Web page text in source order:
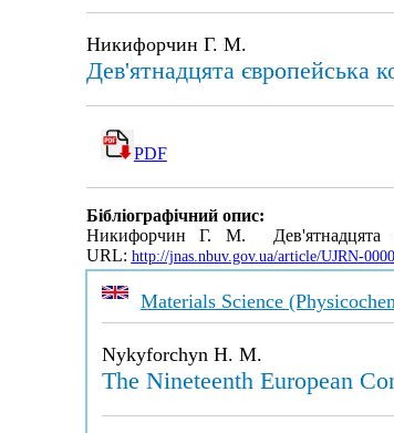
Никифорчин Г. М.
Дев'ятнадцята європейська
PDF
Бібліографічний опис:
Никифорчин Г. М. Дев'ятнадцята
URL: http://jnas.nbuv.gov.ua/article/UJRN-
Materials Science
Nykyforchyn H. M.
The Nineteenth European